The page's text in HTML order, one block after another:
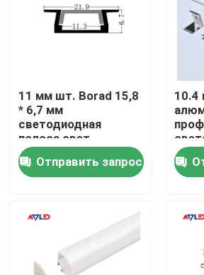
Дома
Контакты
Продукция
высокий cri привел прокладку
11 мм шт. Borad 15,8
* 6,7 мм
светодиодная
полоса свет
Алюминиевый
профиль Легкая
установка
Отправить запрос
10.4